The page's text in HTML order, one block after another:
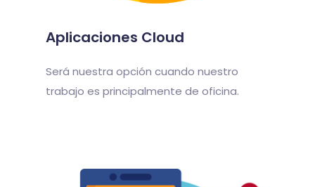
Aplicaciones Cloud
Será nuestra opción cuando nuestro
trabajo es principalmente de oficina.